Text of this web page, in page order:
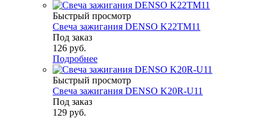
Быстрый просмотр
Свеча зажигания DENSO K22TM11
Под заказ
126 руб.
Подробнее
Быстрый просмотр
Свеча зажигания DENSO K20R-U11
Под заказ
129 руб.